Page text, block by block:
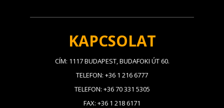
KAPCSOLAT
CÍM: 1117 BUDAPEST, BUDAFOKI ÚT 60.
TELEFON: +36 1 216 6777
TELEFON: +36 70 331 5305
FAX: +36 1 218 6171